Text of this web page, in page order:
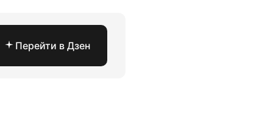
Перейти в Дзен